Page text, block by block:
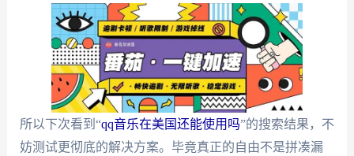
所以下次看到“qq音乐在美国还能使用吗”的搜索结果，不
妨测试更彻底的解决方案。毕竟真正的自由不是拼凑漏